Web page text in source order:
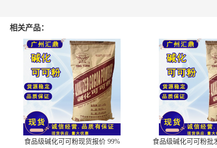
相关产品：
食品级碱化可可粉现货报价 99% 食品级碱化可可粉批